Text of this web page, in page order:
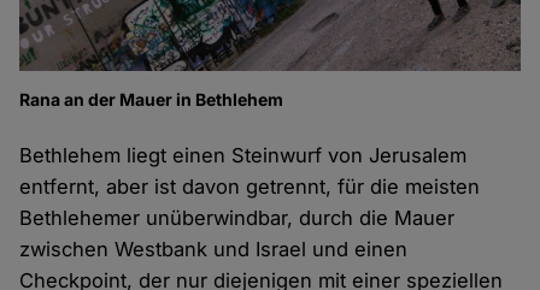
Rana an der Mauer in Bethlehem
Bethlehem liegt einen Steinwurf von Jerusalem
entfernt, aber ist davon getrennt, für die meisten
Bethlehemer unüberwindbar, durch die Mauer
zwischen Westbank und Israel und einen
Checkpoint, der nur diejenigen mit einer speziellen